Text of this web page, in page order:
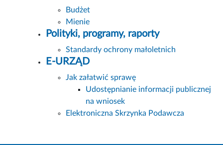
Budżet
Mienie
Polityki, programy, raporty
Standardy ochrony małoletnich
E-URZĄD
Jak załatwić sprawę
Udostępnianie informacji publicznej
na wniosek
Elektroniczna Skrzynka Podawcza